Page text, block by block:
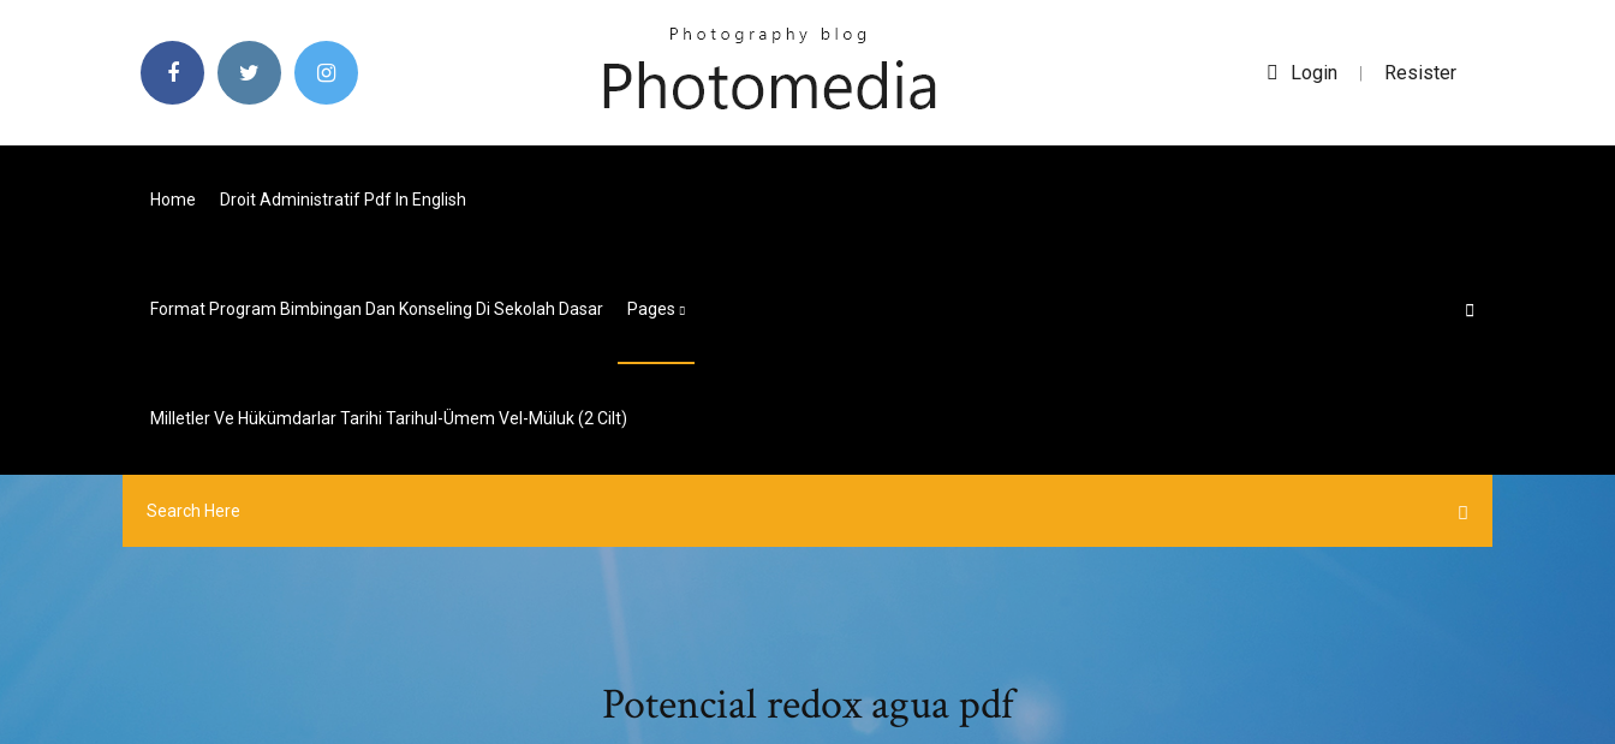
Login | Resister
Home Droit Administratif Pdf In English
Format Program Bimbingan Dan Konseling Di Sekolah Dasar Pages
Milletler Ve Hükümdarlar Tarihi Tarihul-Ümem Vel-Müluk (2 Cilt)
Potencial redox agua pdf